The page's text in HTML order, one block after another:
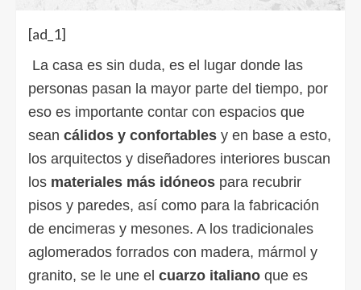
[ad_1]
La casa es sin duda, es el lugar donde las
personas pasan la mayor parte del tiempo, por
eso es importante contar con espacios que
sean cálidos y confortables y en base a esto,
los arquitectos y diseñadores interiores buscan
los materiales más idóneos para recubrir
pisos y paredes, así como para la fabricación
de encimeras y mesones. A los tradicionales
aglomerados forrados con madera, mármol y
granito, se le une el cuarzo italiano que es